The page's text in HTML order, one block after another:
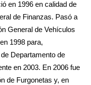
en 1996 en calidad de
de Finanzas. Pasó a
General de Vehículos
1998 para,
Departamento de
en 2003. En 2006 fue
de Furgonetas y, en